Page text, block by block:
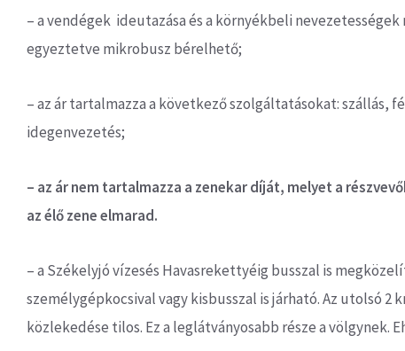
– a vendégek ideutazása és a környékbeli
egyeztetve mikrobusz bérelhető;
– az ár tartalmazza a következő szolgáltatásokat:
idegenvezetés;
– az ár nem tartalmazza a zenekar díját, melyet a
az élő zene elmarad.
– a Székelyjó vízesés Havasrekettyéig busszal is
személygépkocsival vagy kisbusszal is járható. Az utolsó
közlekedése tilos. Ez a leglátványosabb része a völgynek.